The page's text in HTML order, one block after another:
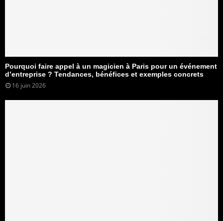
Pourquoi faire appel à un magicien à Paris pour un événement
d’entreprise ? Tendances, bénéfices et exemples concrets
16 juin 2026